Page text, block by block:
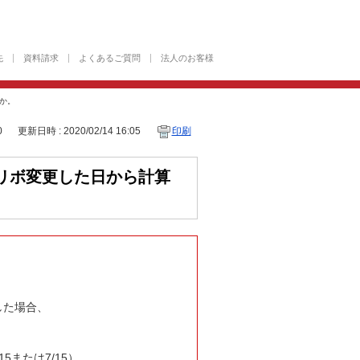
資料請求 よくあるご質問 法人のお客様
。
更新日時 : 2020/02/14 16:05 印刷
ボ変更した日から計算
場合、